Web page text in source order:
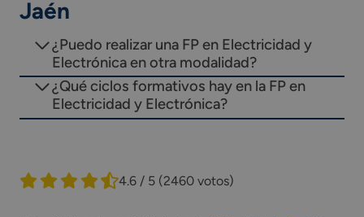
Jaén
¿Puedo realizar una FP en Electricidad y
Electrónica en otra modalidad?
¿Qué ciclos formativos hay en la FP en
Electricidad y Electrónica?
4.6 / 5 (2460 votos)